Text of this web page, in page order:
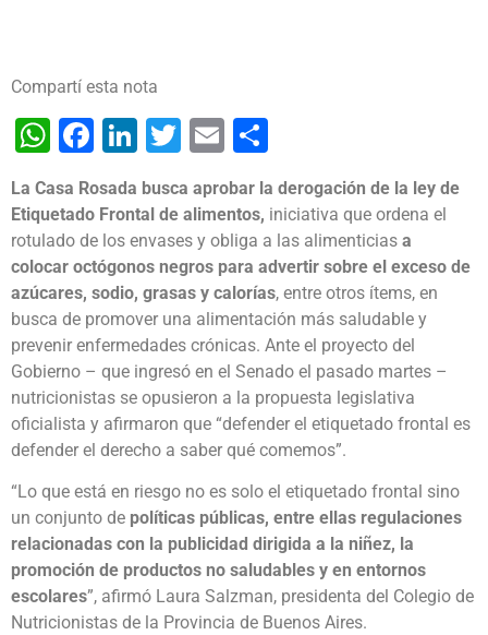
Compartí esta nota
WhatsApp
Facebook
LinkedIn
Twitter
Email
La Casa Rosada busca aprobar la derogación de la ley de
Etiquetado Frontal de alimentos, iniciativa que ordena el
rotulado de los envases y obliga a las alimenticias a
colocar octógonos negros para advertir sobre el exceso de
azúcares, sodio, grasas y calorías, entre otros ítems, en
busca de promover una alimentación más saludable y
prevenir enfermedades crónicas. Ante el proyecto del
Gobierno – que ingresó en el Senado el pasado martes –
nutricionistas se opusieron a la propuesta legislativa
oficialista y afirmaron que “defender el etiquetado frontal es
defender el derecho a saber qué comemos”.
“Lo que está en riesgo no es solo el etiquetado frontal sino
un conjunto de políticas públicas, entre ellas regulaciones
relacionadas con la publicidad dirigida a la niñez, la
promoción de productos no saludables y en entornos
escolares”, afirmó Laura Salzman, presidenta del Colegio de
Nutricionistas de la Provincia de Buenos Aires.